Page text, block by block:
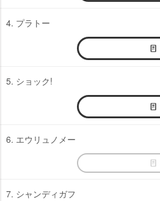
4. プラトー
5. ショック!
6. エウリュノメー
7. シャンディガフ